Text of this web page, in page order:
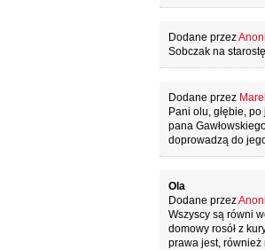
Dodane przez
Sobczak na
Dodane przez
Pani olu, głębie,
pana
doprowadzą do
Ola
Dodane przez
Wszyscy są równi
domowy rosół z
prawa jest,